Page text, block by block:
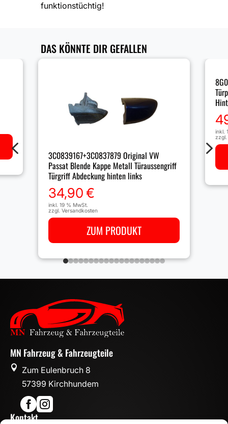
funktionstüchtig!
DAS KÖNNTE DIR GEFALLEN
3C0839167+3C0837879 Original VW
Passat Blende Kappe Metall Türaussengriff
Türgriff Abdeckung hinten links
34,90€
inkl. 19 % MwSt.
zzgl. Versandkosten
ZUM PRODUKT
inkl.
zzgl.
4 5
MN Fahrzeug & Fahrzeugteile

Zum Eulenbruch 8
57399 Kirchhundem

Kontakt